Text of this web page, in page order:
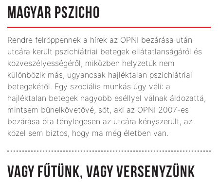
MAGYAR PSZICHO
Rendre felröppennek a hírek az OPNI bezárása után
utcára került pszichiátriai betegek ellátatlanságáról és
közveszélyességéről, miközben helyzetük nem
különbözik más, ugyancsak hajléktalan pszichiátriai
betegekétől. Egy szociális munkás úgy véli: a
hajléktalan betegek nagyobb eséllyel válnak áldozattá,
mintsem bűnelkövetővé, sőt, aki az OPNI 2007-es
bezárása óta ténylegesen az utcára kényszerült, az
közel sem biztos, hogy ma még életben van.
VAGY FŰTÜNK, VAGY VERSENYZÜNK